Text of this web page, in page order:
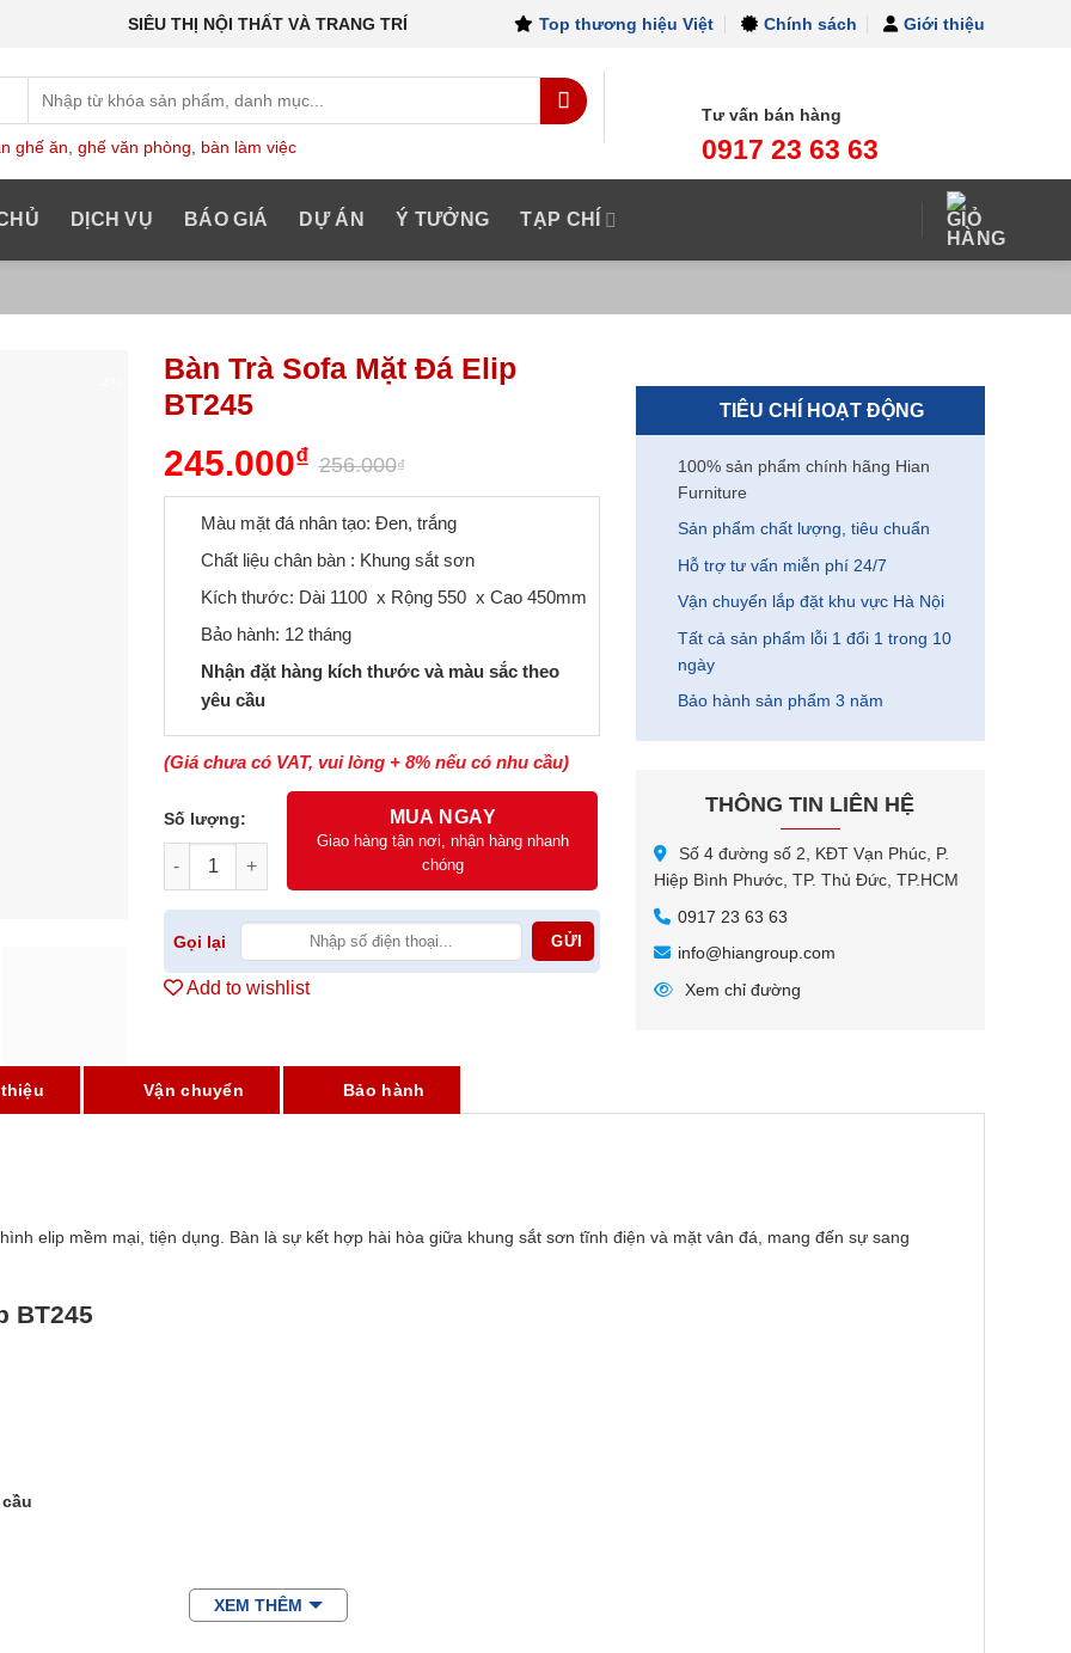
SIÊU THỊ NỘI THẤT VÀ TRANG TRÍ Top thương hiệu Việt Chính sách Giới thiệu
ghế ăn, ghế văn phòng bàn làm việc
Tư vấn bán hàng
0917 23 63 63
DỊCH VỤ BÁO GIÁ DỰ ÁN Ý TƯỞNG TẠP CHÍ
Bàn Trà Sofa Mặt Đá Elip
BT245
256.000₫
Giá
gốc
là:
256.000₫.
245.000₫
Giá
hiện
tại
Màu mặt đá nhân tạo: Đen, trắng
Chất liệu chân bàn : Khung sắt sơn
Kích thước: Dài 1100 x Rộng 550 x Cao 450mm
Bảo hành: 12 tháng
Nhận đặt hàng kích thước và màu sắc theo
yêu cầu
(Giá chưa có VAT, vui lòng + 8% nếu có nhu cầu)
Số lượng:
Bàn Trà Sofa Mặt Đá Elip BT245 số lượng
MUA NGAY
Giao hàng tận nơi, nhận hàng nhanh
chóng
Gọi lại
Add to wishlist
TIÊU CHÍ HOẠT ĐỘNG
100% sản phẩm chính hãng Hian
Furniture
Sản phẩm chất lượng, tiêu chuẩn
Hỗ trợ tư vấn miễn phí 24/7
Vận chuyển lắp đặt khu vực Hà Nội
Tất cả sản phẩm lỗi 1 đổi 1 trong 10
ngày
Bảo hành sản phẩm 3 năm
THÔNG TIN LIÊN HỆ
Số 4 đường số 2, KĐT Vạn Phúc, P.
Hiệp Bình Phước, TP. Thủ Đức, TP.HCM
0917 23 63 63
info@hiangroup.com
Xem chỉ đường
Vận chuyển Bảo hành
elip mềm mại, tiện dụng. Bàn là sự kết hợp hài hòa giữa khung sắt sơn tĩnh điện và mặt vân đá, mang đến sự sang
BT245
XEM THÊM